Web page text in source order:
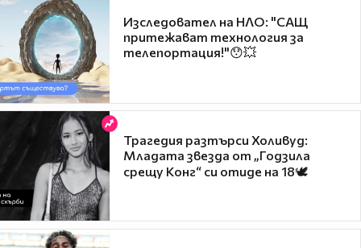
Изследовател на НЛО: "САЩ
притежават технология за
телепортация!"😯💥
Трагедия разтърси Холивуд:
Младата звезда от „Годзила
срещу Конг“ си отиде на 18🕊️